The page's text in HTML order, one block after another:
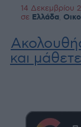
14 Δεκεμβρίου
σε Ελλάδα
και